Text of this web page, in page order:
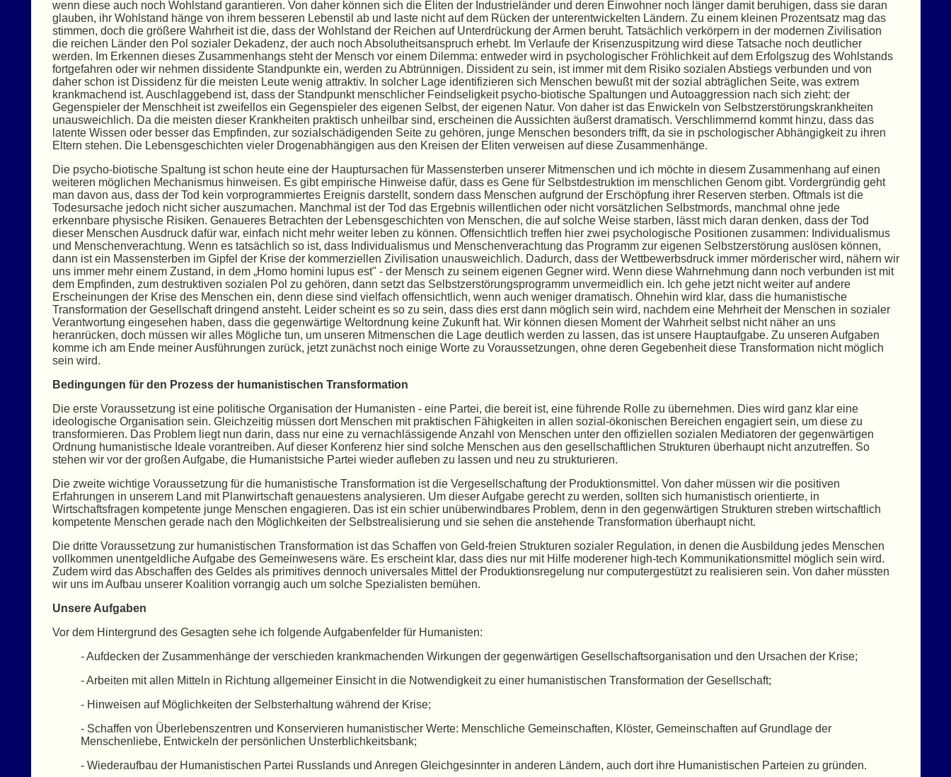
wenn diese auch noch Wohlstand garantieren. Von daher können sich die Eliten der Industrieländer und deren Einwohner noch länger damit beruhigen, dass sie daran
glauben, ihr Wohlstand hänge von ihrem besseren Lebenstil ab und laste nicht auf dem Rücken der unterentwickelten Ländern. Zu einem kleinen Prozentsatz mag das
stimmen, doch die größere Wahrheit ist die, dass der Wohlstand der Reichen auf Unterdrückung der Armen beruht. Tatsächlich verkörpern in der modernen Zivilisation
die reichen Länder den Pol sozialer Dekadenz, der auch noch Absolutheitsanspruch erhebt. Im Verlaufe der Krisenzuspitzung wird diese Tatsache noch deutlicher
werden. Im Erkennen dieses Zusammenhangs steht der Mensch vor einem Dilemma: entweder wird in psychologischer Fröhlichkeit auf dem Erfolgszug des Wohlstands
fortgefahren oder wir nehmen dissidente Standpunkte ein, werden zu Abtrünnigen. Dissident zu sein, ist immer mit dem Risiko sozialen Abstiegs verbunden und von
daher schon ist Dissidenz für die meisten Leute wenig attraktiv. In solcher Lage identifizieren sich Menschen bewußt mit der sozial abträglichen Seite, was extrem
krankmachend ist. Auschlaggebend ist, dass der Standpunkt menschlicher Feindseligkeit psycho-biotische Spaltungen und Autoaggression nach sich zieht: der
Gegenspieler der Menschheit ist zweifellos ein Gegenspieler des eigenen Selbst, der eigenen Natur. Von daher ist das Enwickeln von Selbstzerstörungskrankheiten
unausweichlich. Da die meisten dieser Krankheiten praktisch unheilbar sind, erscheinen die Aussichten äußerst dramatisch. Verschlimmernd kommt hinzu, dass das
latente Wissen oder besser das Empfinden, zur sozialschädigenden Seite zu gehören, junge Menschen besonders trifft, da sie in pschologischer Abhängigkeit zu ihren
Eltern stehen. Die Lebensgeschichten vieler Drogenabhängigen aus den Kreisen der Eliten verweisen auf diese Zusammenhänge.
Die psycho-biotische Spaltung ist schon heute eine der Hauptursachen für Massensterben unserer Mitmenschen und ich möchte in diesem Zusammenhang auf einen
weiteren möglichen Mechanismus hinweisen. Es gibt empirische Hinweise dafür, dass es Gene für Selbstdestruktion im menschlichen Genom gibt. Vordergründig geht
man davon aus, dass der Tod kein vorprogrammiertes Ereignis darstellt, sondern dass Menschen aufgrund der Erschöpfung ihrer Reserven sterben. Oftmals ist die
Todesursache jedoch nicht sicher auszumachen. Manchmal ist der Tod das Ergebnis willentlichen oder nicht vorsätzlichen Selbstmords, manchmal ohne jede
erkennbare physische Risiken. Genaueres Betrachten der Lebensgeschichten von Menschen, die auf solche Weise starben, lässt mich daran denken, dass der Tod
dieser Menschen Ausdruck dafür war, einfach nicht mehr weiter leben zu können. Offensichtlich treffen hier zwei psychologische Positionen zusammen: Individualismus
und Menschenverachtung. Wenn es tatsächlich so ist, dass Individualismus und Menschenverachtung das Programm zur eigenen Selbstzerstörung auslösen können,
dann ist ein Massensterben im Gipfel der Krise der kommerziellen Zivilisation unausweichlich. Dadurch, dass der Wettbewerbsdruck immer mörderischer wird, nähern wir
uns immer mehr einem Zustand, in dem „Homo homini lupus est" - der Mensch zu seinem eigenen Gegner wird. Wenn diese Wahrnehmung dann noch verbunden ist mit
dem Empfinden, zum destruktiven sozialen Pol zu gehören, dann setzt das Selbstzerstörungsprogramm unvermeidlich ein. Ich gehe jetzt nicht weiter auf andere
Erscheinungen der Krise des Menschen ein, denn diese sind vielfach offensichtlich, wenn auch weniger dramatisch. Ohnehin wird klar, dass die humanistische
Transformation der Gesellschaft dringend ansteht. Leider scheint es so zu sein, dass dies erst dann möglich sein wird, nachdem eine Mehrheit der Menschen in sozialer
Verantwortung eingesehen haben, dass die gegenwärtige Weltordnung keine Zukunft hat. Wir können diesen Moment der Wahrheit selbst nicht näher an uns
heranrücken, doch müssen wir alles Mögliche tun, um unseren Mitmenschen die Lage deutlich werden zu lassen, das ist unsere Hauptaufgabe. Zu unseren Aufgaben
komme ich am Ende meiner Ausführungen zurück, jetzt zunächst noch einige Worte zu Voraussetzungen, ohne deren Gegebenheit diese Transformation nicht möglich
sein wird.
Bedingungen für den Prozess der humanistischen Transformation
Die erste Voraussetzung ist eine politische Organisation der Humanisten - eine Partei, die bereit ist, eine führende Rolle zu übernehmen. Dies wird ganz klar eine
ideologische Organisation sein. Gleichzeitig müssen dort Menschen mit praktischen Fähigkeiten in allen sozial-ökonischen Bereichen engagiert sein, um diese zu
transformieren. Das Problem liegt nun darin, dass nur eine zu vernachlässigende Anzahl von Menschen unter den offiziellen sozialen Mediatoren der gegenwärtigen
Ordnung humanistische Ideale vorantreiben. Auf dieser Konferenz hier sind solche Menschen aus den gesellschaftlichen Strukturen überhaupt nicht anzutreffen. So
stehen wir vor der großen Aufgabe, die Humanistsiche Partei wieder aufleben zu lassen und neu zu strukturieren.
Die zweite wichtige Voraussetzung für die humanistische Transformation ist die Vergesellschaftung der Produktionsmittel. Von daher müssen wir die positiven
Erfahrungen in unserem Land mit Planwirtschaft genauestens analysieren. Um dieser Aufgabe gerecht zu werden, sollten sich humanistisch orientierte, in
Wirtschaftsfragen kompetente junge Menschen engagieren. Das ist ein schier unüberwindbares Problem, denn in den gegenwärtigen Strukturen streben wirtschaftlich
kompetente Menschen gerade nach den Möglichkeiten der Selbstrealisierung und sie sehen die anstehende Transformation überhaupt nicht.
Die dritte Voraussetzung zur humanistischen Transformation ist das Schaffen von Geld-freien Strukturen sozialer Regulation, in denen die Ausbildung jedes Menschen
vollkommen unentgeldliche Aufgabe des Gemeinwesens wäre. Es erscheint klar, dass dies nur mit Hilfe moderener high-tech Kommunikationsmittel möglich sein wird.
Zudem wird das Abschaffen des Geldes als primitives dennoch universales Mittel der Produktionsregelung nur computergestützt zu realisieren sein. Von daher müssten
wir uns im Aufbau unserer Koalition vorrangig auch um solche Spezialisten bemühen.
Unsere Aufgaben
Vor dem Hintergrund des Gesagten sehe ich folgende Aufgabenfelder für Humanisten:
- Aufdecken der Zusammenhänge der verschieden krankmachenden Wirkungen der gegenwärtigen Gesellschaftsorganisation und den Ursachen der Krise;
- Arbeiten mit allen Mitteln in Richtung allgemeiner Einsicht in die Notwendigkeit zu einer humanistischen Transformation der Gesellschaft;
- Hinweisen auf Möglichkeiten der Selbsterhaltung während der Krise;
- Schaffen von Überlebenszentren und Konservieren humanistischer Werte: Menschliche Gemeinschaften, Klöster, Gemeinschaften auf Grundlage der
Menschenliebe, Entwickeln der persönlichen Unsterblichkeitsbank;
- Wiederaufbau der Humanistischen Partei Russlands und Anregen Gleichgesinnter in anderen Ländern, auch dort ihre Humanistischen Parteien zu gründen.